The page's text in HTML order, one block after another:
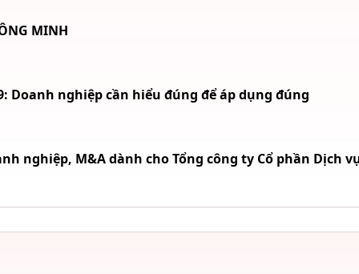
MINH
Doanh nghiệp cần hiểu đúng để áp dụng đúng
nghiệp, M&A dành cho Tổng công ty Cổ phần Dịch